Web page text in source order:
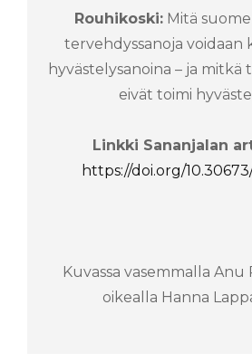
Rouhikoski: Mitä
tervehdyssanoja voidaan
hyvästelysanoina – ja mitkä
eivät toimi
Linkki Sananjalan
https://doi.org/
Kuvassa vasemmalla Anu
oikealla Hanna